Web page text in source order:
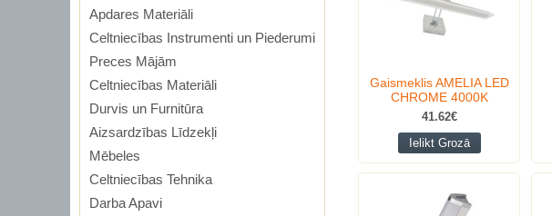
Apdares Materiāli
Celtniecības Instrumenti un Piederumi
Preces Mājām
Celtniecības Materiāli
Durvis un Furnitūra
Aizsardzības Līdzekļi
Mēbeles
Celtniecības Tehnika
Darba Apavi
Gaismeklis AMELIA LED
CHROME 4000K
41.62€
Ielikt Grozā